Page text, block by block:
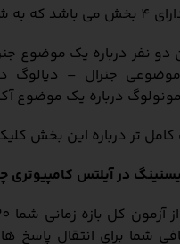
زیر است:
دو نفر درباره یک موضوع
موضوعی جنرال – دیالوگ
درباره یک موضوع
کامل تر درباره این بخش
در آیلتس کامپیوتری